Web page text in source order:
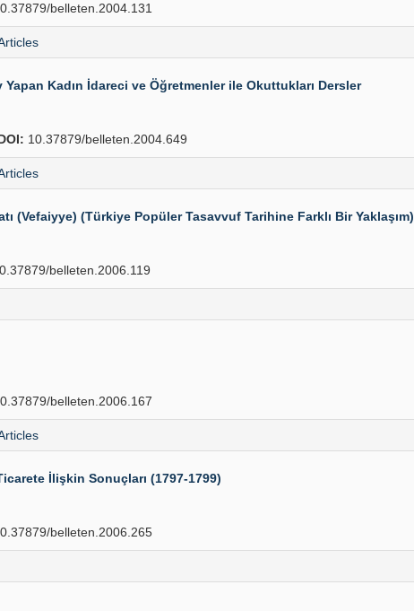
belleten.2004.131
Kadın İdareci ve Öğretmenler ile Okuttukları Dersler
10.37879/belleten.2004.649
(Vefaiyye) (Türkiye Popüler Tasavvuf Tarihine Farklı Bir Yaklaşım)
belleten.2006.119
belleten.2006.167
İlişkin Sonuçları (1797-1799)
belleten.2006.265